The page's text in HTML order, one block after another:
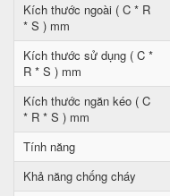
Kích thước ngoài ( C * R
* S ) mm
Kích thước sử dụng ( C *
R * S ) mm
Kích thước ngăn kéo ( C
* R * S ) mm
Tính năng
Khả năng chống cháy